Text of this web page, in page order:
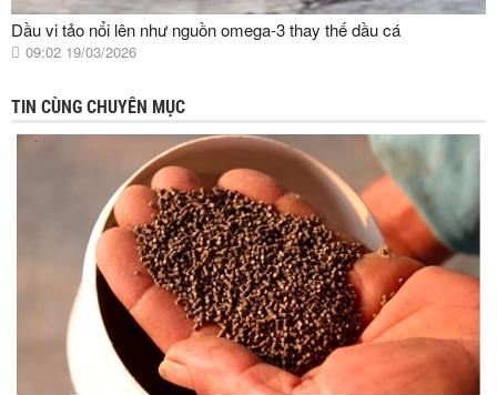
Dầu vi tảo nổi lên như nguồn omega-3 thay thế dầu cá
09:02 19/03/2026
TIN CÙNG CHUYÊN MỤC